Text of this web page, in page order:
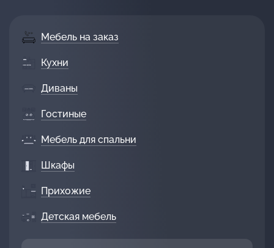
Мебель на заказ
Кухни
Диваны
Гостиные
Мебель для спальни
Шкафы
Прихожие
Детская мебель